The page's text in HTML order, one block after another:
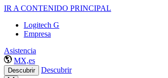
IR A CONTENIDO PRINCIPAL
Logitech G
Empresa
Asistencia
MX,es
Descubrir Descubrir